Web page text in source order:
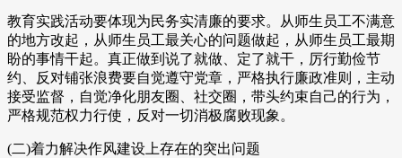
教育实践活动要体现为民务实清廉的要求。从师生员工不满意
的地方改起，从师生员工最关心的问题做起，从师生员工最期
盼的事情干起。真正做到说了就做、定了就干，厉行勤俭节
约、反对铺张浪费要自觉遵守党章，严格执行廉政准则，主动
接受监督，自觉净化朋友圈、社交圈，带头约束自己的行为，
严格规范权力行使，反对一切消极腐败现象。
(二)着力解决作风建设上存在的突出问题